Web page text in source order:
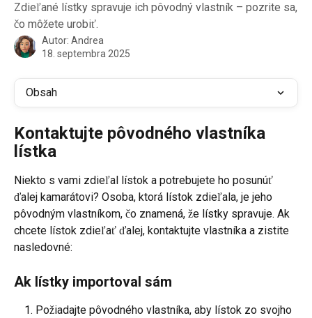
Zdieľané lístky spravuje ich pôvodný vlastník – pozrite sa,
čo môžete urobiť.
Autor: Andrea
18. septembra 2025
Obsah
Kontaktujte pôvodného vlastníka
lístka
Niekto s vami zdieľal lístok a potrebujete ho posunúť
ďalej kamarátovi? Osoba, ktorá lístok zdieľala, je jeho
pôvodným vlastníkom, čo znamená, že lístky spravuje. Ak
chcete lístok zdieľať ďalej, kontaktujte vlastníka a zistite
nasledovné:
Ak lístky importoval sám
Požiadajte pôvodného vlastníka, aby lístok zo svojho